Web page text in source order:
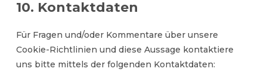
10. Kontaktdaten
Für Fragen und/oder Kommentare über unsere
Cookie-Richtlinien und diese Aussage kontaktiere
uns bitte mittels der folgenden Kontaktdaten: